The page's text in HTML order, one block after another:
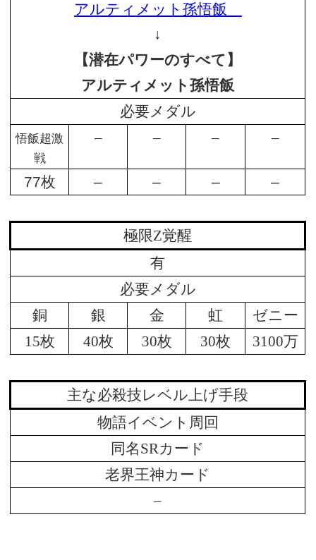
アルティメット孫悟飯
↓
【潜在パワーのすべて】
アルティメット孫悟飯
必要メダル
悟飯超激
戦
– – – –
77枚 – – – –
極限Z覚醒
有
必要メダル
銅
銀 金 虹
ゼニー
15枚
40枚 30枚 30枚 3100万
主な必殺技レベル上げ手段
物語イベント周回
同名SRカード
老界王神カード
–